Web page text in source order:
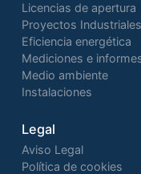
Licencias de apertura
Proyectos Industriales
Eficiencia energética
Mediciones e
Medio ambiente
Instalaciones
Legal
Aviso Legal
Política de cookies